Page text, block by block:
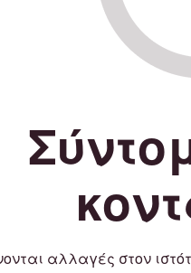
αλλαγές στον